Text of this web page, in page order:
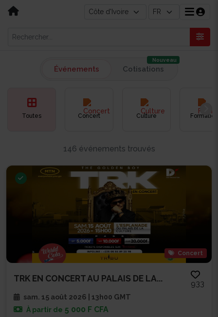
Événements Cotisations
Nouveau
Toutes Concert Culture Formation
146 événements trouvés
Concert
TRK EN CONCERT AU PALAIS DE LA...
933
sam. 15 août 2026 | 13h00 GMT
À partir de 5 000 F CFA